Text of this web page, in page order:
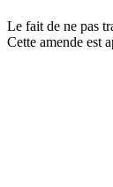
Le fait de ne pas
Cette amende est